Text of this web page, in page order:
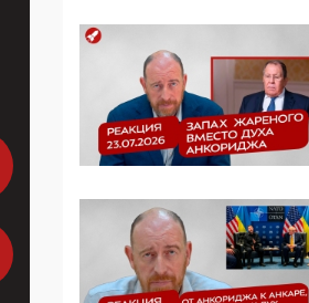
ценности и немного
двоемыслия
11:53, 09 Июня 2026
Прокуратура наконец
увидела
деятельность ИИТО
ЮНЕСКО в России, но
цифроглобалисты
продолжают